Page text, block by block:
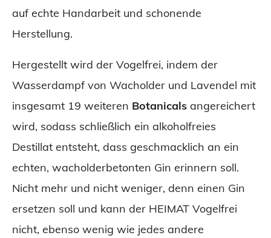
auf echte Handarbeit und schonende
Herstellung.
Hergestellt wird der Vogelfrei, indem der
Wasserdampf von Wacholder und Lavendel mit
insgesamt 19 weiteren Botanicals angereichert
wird, sodass schließlich ein alkoholfreies
Destillat entsteht, dass geschmacklich an ein
echten, wacholderbetonten Gin erinnern soll.
Nicht mehr und nicht weniger, denn einen Gin
ersetzen soll und kann der HEIMAT Vogelfrei
nicht, ebenso wenig wie jedes andere